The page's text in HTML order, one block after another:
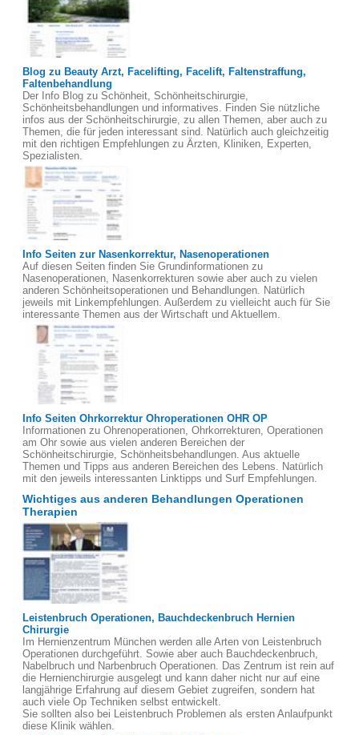
Blog zu Beauty Arzt, Facelifting, Facelift, Faltenstraffung,
Faltenbehandlung
Der Info Blog zu Schönheit, Schönheitschirurgie,
Schönheitsbehandlungen und informatives. Finden Sie nützliche
infos aus der Schönheitschirurgie, zu allen Themen, aber auch zu
Themen, die für jeden interessant sind. Natürlich auch gleichzeitig
mit den richtigen Empfehlungen zu Ärzten, Kliniken, Experten,
Spezialisten.
Info Seiten zur Nasenkorrektur, Nasenoperationen
Auf diesen Seiten finden Sie Grundinformationen zu
Nasenoperationen, Nasenkorrekturen sowie aber auch zu vielen
anderen Schönheitsoperationen und Behandlungen. Natürlich
jeweils mit Linkempfehlungen. Außerdem zu vielleicht auch für Sie
interessante Themen aus der Wirtschaft und Aktuellem.
Info Seiten Ohrkorrektur Ohroperationen OHR OP
Informationen zu Ohrenoperationen, Ohrkorrekturen, Operationen
am Ohr sowie aus vielen anderen Bereichen der
Schönheitschirurgie, Schönheitsbehandlungen. Aus aktuelle
Themen und Tipps aus anderen Bereichen des Lebens. Natürlich
mit den jeweils interessanten Linktipps und Surf Empfehlungen.
Wichtiges aus anderen Behandlungen Operationen
Therapien
Leistenbruch Operationen, Bauchdeckenbruch Hernien
Chirurgie
Im Hernienzentrum München werden alle Arten von Leistenbruch
Operationen durchgeführt. Sowie aber auch Bauchdeckenbruch,
Nabelbruch und Narbenbruch Operationen. Das Zentrum ist rein auf
die Hernienchirurgie ausgelegt und kann daher nicht nur auf eine
langjährige Erfahrung auf diesem Gebiet zugreifen, sondern hat
auch viele Op Techniken selbst entwickelt.
Sie sollten also bei Leistenbruch Problemen als ersten Anlaufpunkt
diese Klinik wählen.